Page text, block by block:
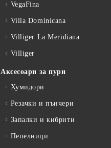
VegaFina
Villa Dominicana
Villiger La Meridiana
Villiger
Аксесоари за пури
Хумидори
Резачки и пънчери
Запалки и кибрити
Пепелници